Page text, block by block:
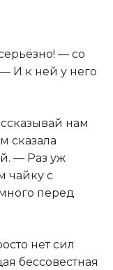
— со
И к ней у него
нам
сказала
— Раз уж
чайку с
перед
нет сил
бессовестная